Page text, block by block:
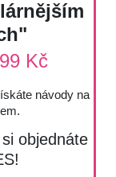
Kč
návody na
objednáte